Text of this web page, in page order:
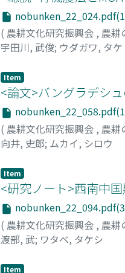
( 農耕文化研究振興会 , 農耕
宇田川, 武俊; ウダガワ, タ
Item
<論文>バングラデシ
( 農耕文化研究振興会 , 農耕
向井, 史郎; ムカイ, シロウ
Item
<研究ノート>西南中
( 農耕文化研究振興会 , 農耕
渡部, 武; ワタベ, タケシ
Item